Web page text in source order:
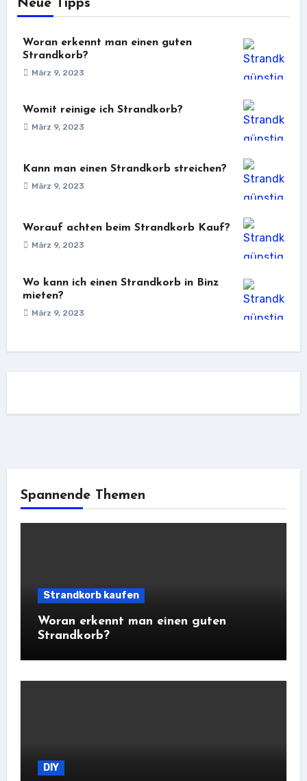
Neue Tipps
Woran erkennt man einen guten
Strandkorb?
März 9, 2023
Womit reinige ich Strandkorb?
März 9, 2023
Kann man einen Strandkorb streichen?
März 9, 2023
Worauf achten beim Strandkorb Kauf?
März 9, 2023
Wo kann ich einen Strandkorb in Binz
mieten?
März 9, 2023
Spannende Themen
Strandkorb kaufen
Woran erkennt man einen guten
Strandkorb?
DIY